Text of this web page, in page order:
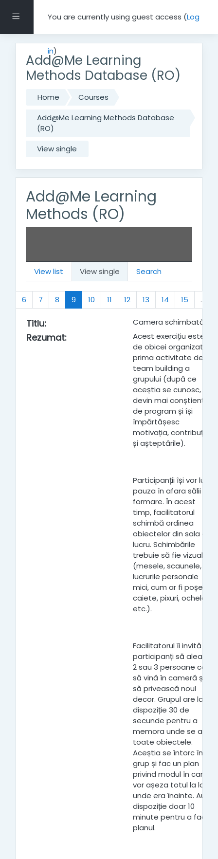
Side panelYou are currently using guest access (Log
in)
Add@Me Learning
Methods Database (RO)
Home
Courses
Add@Me Learning Methods Database
(RO)
View single
Add@Me Learning
Methods (RO)
View list View single Search
6 7 8 9(current)
10 11 12 13 14 15 …
Titlu: Camera schimbată
Rezumat:
Acest exercițiu este
de obicei organizat ca
prima activitate de
team building a
grupului (după ce
aceștia se cunosc,
devin mai conștienți
de program și își
împărtășesc
motivația, contribuția
și așteptările).
Participanții își vor lua
pauza în afara sălii de
formare. În acest
timp, facilitatorul
schimbă ordinea
obiectelor din sala de
lucru. Schimbările
trebuie să fie vizuale
(mesele, scaunele,
lucrurile personale
mici, cum ar fi poșete,
caiete, pixuri, ochelari
etc.).
Facilitatorul îi invită pe
participanți să aleagă
2 sau 3 persoane care
să vină în cameră și
să privească noul
decor. Grupul are la
dispoziție 30 de
secunde pentru a
memora unde se află
toate obiectele.
Aceștia se întorc în
grup și fac un plan
privind modul în care
vor așeza totul la locul
unde era înainte. Au la
dispoziție doar 10
minute pentru a face
planul.